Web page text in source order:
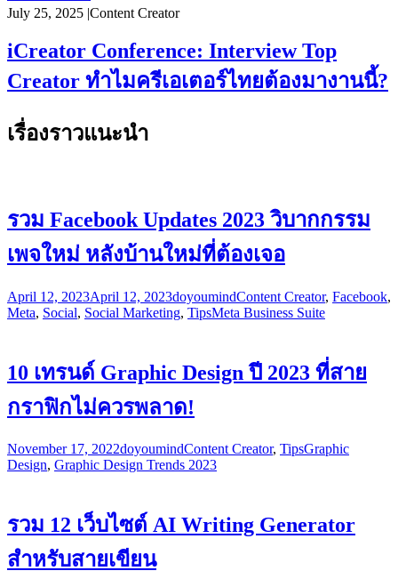
July 25, 2025 |Content Creator
iCreator Conference: Interview Top
Creator ทำไมครีเอเตอร์ไทยต้องมางานนี้?
เรื่องราวแนะนำ
รวม Facebook Updates 2023 วิบากกรรม
เพจใหม่ หลังบ้านใหม่ที่ต้องเจอ
April 12, 2023April 12, 2023doyoumindContent Creator, Facebook,
Meta, Social, Social Marketing, TipsMeta Business Suite
10 เทรนด์ Graphic Design ปี 2023 ที่สาย
กราฟิกไม่ควรพลาด!
November 17, 2022doyoumindContent Creator, TipsGraphic
Design, Graphic Design Trends 2023
รวม 12 เว็บไซต์ AI Writing Generator
สำหรับสายเขียน